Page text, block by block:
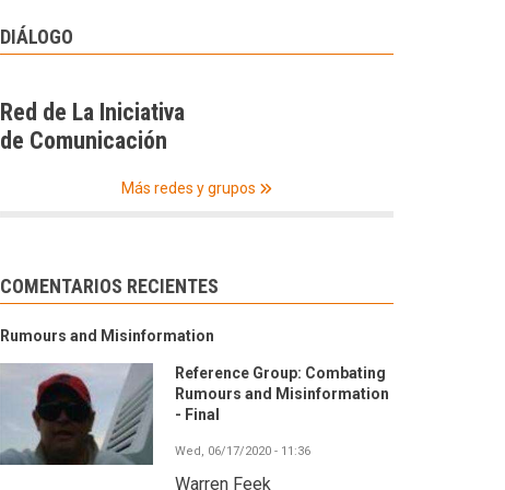
DIÁLOGO
Red de La Iniciativa
de Comunicación
Más redes y grupos
COMENTARIOS RECIENTES
Rumours and Misinformation
Reference Group: Combating
Rumours and Misinformation
- Final
Wed, 06/17/2020 - 11:36
Warren Feek